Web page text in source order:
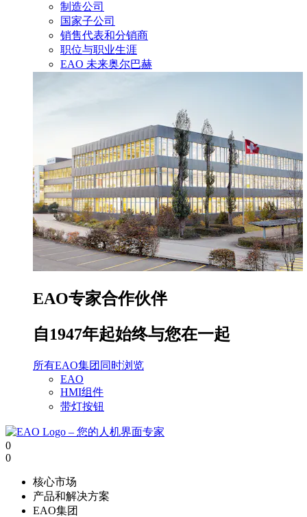
制造公司
国家子公司
销售代表和分销商
职位与职业生涯
EAO 未来奥尔巴赫
EAO专家合作伙伴
自1947年起始终与您在一起
所有EAO集团同时浏览
EAO
HMI组件
带灯按钮
0
0
核心市场
产品和解决方案
EAO集团